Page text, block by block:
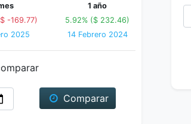
-169.77)
2025
1 año
5.92% ($ 232.46)
14 Febrero 2024
Comparar